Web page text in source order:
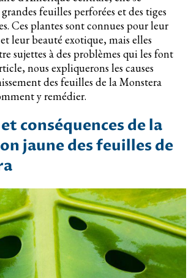
feuilles perforées et des tiges
Ces plantes sont connues pour leur
leur beauté exotique, mais elles
sujettes à des problèmes qui les font
nous expliquerons les causes
des feuilles de la Monstera
y remédier.
et conséquences de la
jaune des feuilles de